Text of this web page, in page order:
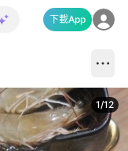
下載App
1/12